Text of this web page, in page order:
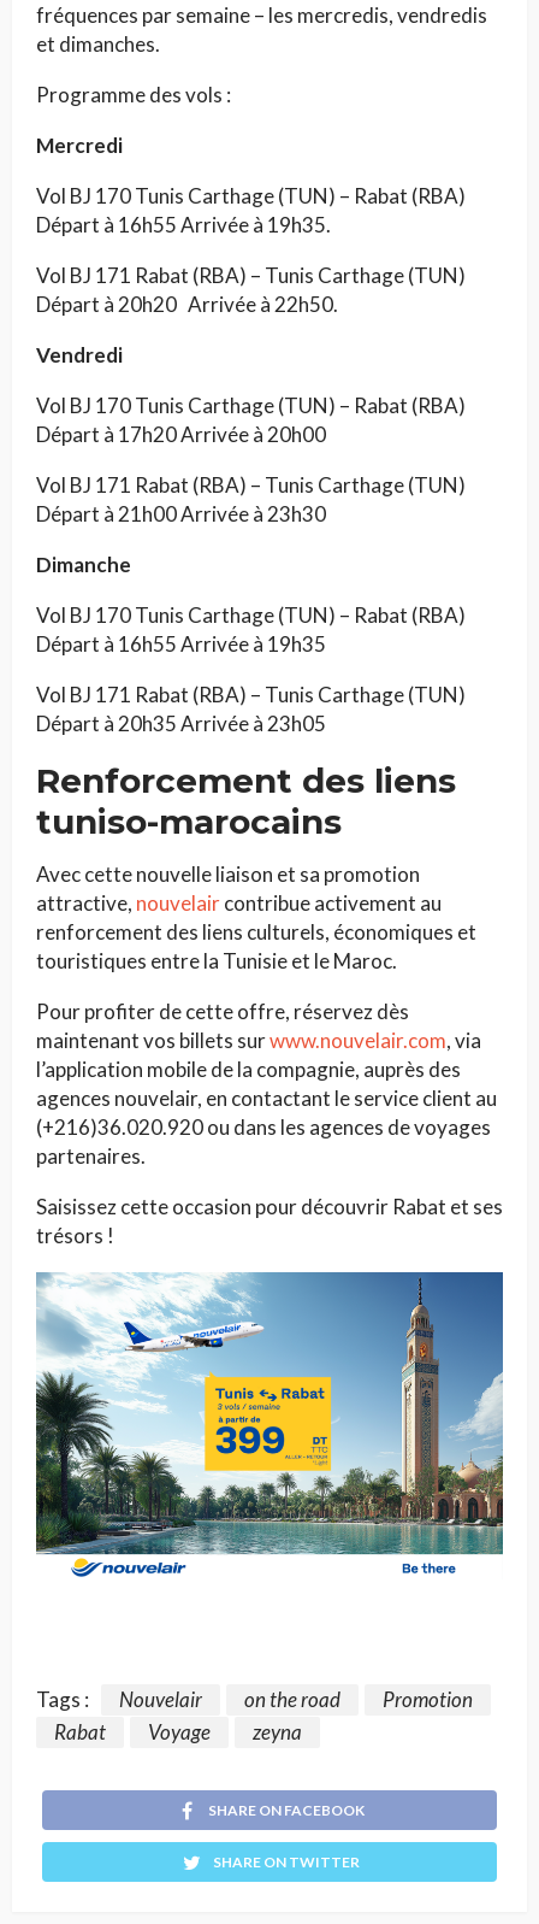
fréquences par semaine – les mercredis, vendredis
et dimanches.
Programme des vols :
Mercredi
Vol BJ 170 Tunis Carthage (TUN) – Rabat (RBA)
Départ à 16h55 Arrivée à 19h35.
Vol BJ 171 Rabat (RBA) – Tunis Carthage (TUN)
Départ à 20h20 Arrivée à 22h50.
Vendredi
Vol BJ 170 Tunis Carthage (TUN) – Rabat (RBA)
Départ à 17h20 Arrivée à 20h00
Vol BJ 171 Rabat (RBA) – Tunis Carthage (TUN)
Départ à 21h00 Arrivée à 23h30
Dimanche
Vol BJ 170 Tunis Carthage (TUN) – Rabat (RBA)
Départ à 16h55 Arrivée à 19h35
Vol BJ 171 Rabat (RBA) – Tunis Carthage (TUN)
Départ à 20h35 Arrivée à 23h05
Renforcement des liens
tuniso-marocains
Avec cette nouvelle liaison et sa promotion
attractive, nouvelaircontribue activement au
renforcement des liens culturels, économiques et
touristiques entre la Tunisie et le Maroc.
Pour profiter de cette offre, réservez dès
maintenant vos billets surwww.nouvelair.com, via
l’application mobile de la compagnie, auprès des
agences nouvelair, en contactant le service client au
(+216)36.020.920 ou dans les agences de voyages
partenaires.
Saisissez cette occasion pour découvrir Rabat et ses
trésors !
Tags : Nouvelair on the road
Promotion
Rabat
Voyage zeyna
SHARE ON FACEBOOK
SHARE ON TWITTER